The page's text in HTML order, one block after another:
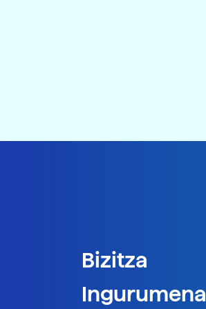
Bizitza
Ingurumena